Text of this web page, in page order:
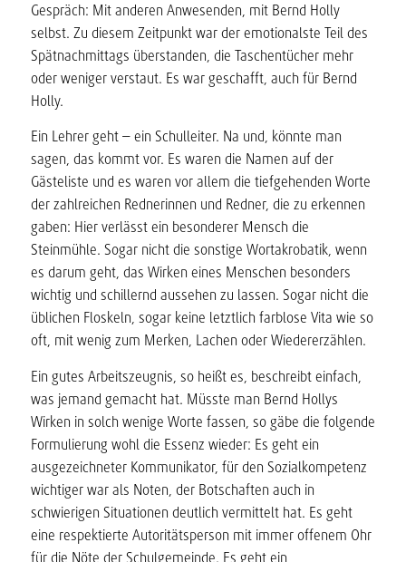
Gespräch: Mit anderen Anwesenden, mit Bernd Holly
selbst. Zu diesem Zeitpunkt war der emotionalste Teil des
Spätnachmittags überstanden, die Taschentücher mehr
oder weniger verstaut. Es war geschafft, auch für Bernd
Holly.
Ein Lehrer geht – ein Schulleiter. Na und, könnte man
sagen, das kommt vor. Es waren die Namen auf der
Gästeliste und es waren vor allem die tiefgehenden Worte
der zahlreichen Rednerinnen und Redner, die zu erkennen
gaben: Hier verlässt ein besonderer Mensch die
Steinmühle. Sogar nicht die sonstige Wortakrobatik, wenn
es darum geht, das Wirken eines Menschen besonders
wichtig und schillernd aussehen zu lassen. Sogar nicht die
üblichen Floskeln, sogar keine letztlich farblose Vita wie so
oft, mit wenig zum Merken, Lachen oder Wiedererzählen.
Ein gutes Arbeitszeugnis, so heißt es, beschreibt einfach,
was jemand gemacht hat. Müsste man Bernd Hollys
Wirken in solch wenige Worte fassen, so gäbe die folgende
Formulierung wohl die Essenz wieder: Es geht ein
ausgezeichneter Kommunikator, für den Sozialkompetenz
wichtiger war als Noten, der Botschaften auch in
schwierigen Situationen deutlich vermittelt hat. Es geht
eine respektierte Autoritätsperson mit immer offenem Ohr
für die Nöte der Schulgemeinde. Es geht ein